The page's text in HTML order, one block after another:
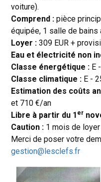
voiture).
Comprend : pièce
équipée, 1 salle de bains
Loyer : 309 EUR +
Eau et électricité non
Classe énergétique : E
Classe climatique : E -
Estimation des coûts
et 710 €/an
Libre à partir du 1 er
Caution : 1 mois de loyer
Merci de poser votre
gestion@lesclefs.fr